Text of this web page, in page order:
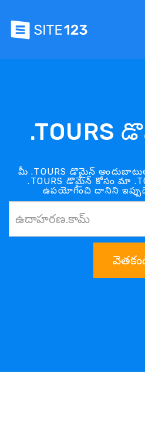
.TOURS
మీ .TOURS డొమైన్
.TOURS డొమైన్ కోసం మా
ఉపయోగించి దానిని